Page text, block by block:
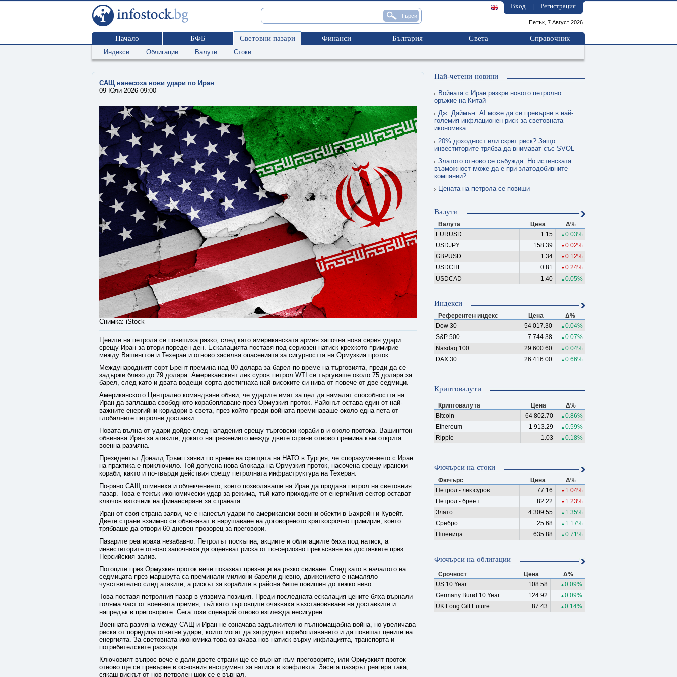
Вход Регистрация
Петък, 7 Август 2026
Начало БФБ Световни пазари Финанси България Света Справочник
Индекси Облигации Валути Стоки
САЩ нанесоха нови удари по Иран
09 Юли 2026 09:00
Снимка: iStock
Цените на петрола се повишиха рязко, след като американската армия започна нова серия удари
срещу Иран за втори пореден ден. Ескалацията поставя под сериозен натиск крехкото примирие
между Вашингтон и Техеран и отново засилва опасенията за сигурността на Ормузкия проток.
Международният сорт Брент премина над 80 долара за барел по време на търговията, преди да се
задържи близо до 79 долара. Американският лек суров петрол WTI се търгуваше около 75 долара за
барел, след като и двата водещи сорта достигнаха най-високите си нива от повече от две седмици.
Американското Централно командване обяви, че ударите имат за цел да намалят способността на
Иран да заплашва свободното корабоплаване през Ормузкия проток. Районът остава един от най-
важните енергийни коридори в света, през който преди войната преминаваше около една пета от
глобалните петролни доставки.
Новата вълна от удари дойде след нападения срещу търговски кораби в и около протока. Вашингтон
обвинява Иран за атаките, докато напрежението между двете страни отново премина към открита
военна размяна.
Президентът Доналд Тръмп заяви по време на срещата на НАТО в Турция, че споразумението с Иран
на практика е приключило. Той допусна нова блокада на Ормузкия проток, насочена срещу ирански
кораби, както и по-твърди действия срещу петролната инфраструктура на Техеран.
По-рано САЩ отмениха и облекчението, което позволяваше на Иран да продава петрол на световния
пазар. Това е тежък икономически удар за режима, тъй като приходите от енергийния сектор остават
ключов източник на финансиране за страната.
Иран от своя страна заяви, че е нанесъл удари по американски военни обекти в Бахрейн и Кувейт.
Двете страни взаимно се обвиняват в нарушаване на договореното краткосрочно примирие, което
трябваше да отвори 60-дневен прозорец за преговори.
Пазарите реагираха незабавно. Петролът поскъпна, акциите и облигациите бяха под натиск, а
инвеститорите отново започнаха да оценяват риска от по-сериозно прекъсване на доставките през
Персийския залив.
Потоците през Ормузкия проток вече показват признаци на рязко свиване. След като в началото на
седмицата през маршрута са преминали милиони барели дневно, движението е намаляло
чувствително след атаките, а рискът за корабите в района беше повишен до тежко ниво.
Това поставя петролния пазар в уязвима позиция. Преди последната ескалация цените бяха върнали
голяма част от военната премия, тъй като търговците очакваха възстановяване на доставките и
напредък в преговорите. Сега този сценарий отново изглежда несигурен.
Военната размяна между САЩ и Иран не означава задължително пълномащабна война, но увеличава
риска от поредица ответни удари, които могат да затруднят корабоплаването и да повишат цените на
енергията. За световната икономика това означава нов натиск върху инфлацията, транспорта и
потребителските разходи.
Ключовият въпрос вече е дали двете страни ще се върнат към преговорите, или Ормузкият проток
отново ще се превърне в основния инструмент за натиск в конфликта. Засега пазарът реагира така,
сякаш рискът от нов петролен шок се е върнал.
Най-четени новини
Войната с Иран разкри новото петролно
оръжие на Китай
Дж. Даймън: AI може да се превърне в най-
големия инфлационен риск за световната
икономика
20% доходност или скрит риск? Защо
инвеститорите трябва да внимават със SVOL
Златото отново се събужда. Но истинската
възможност може да е при златодобивните
компании?
Цената на петрола се повиши
Валути
Валута Цена
Δ%
EURUSD
1.15 ▲ 0.03%
USDJPY
158.39 ▼ 0.02%
GBPUSD
1.34 ▼ 0.12%
USDCHF
0.81 ▼ 0.24%
USDCAD
1.40 ▲ 0.05%
Индекси
Референтен индекс Цена
Δ%
Dow 30
54 017.30 ▲ 0.04%
S&P 500
7 744.38 ▲ 0.07%
Nasdaq 100
29 600.60 ▲ 0.04%
DAX 30
26 416.00 ▲ 0.66%
Криптовалути
Криптовалута Цена
Δ%
Bitcoin
64 802.70 ▲ 0.86%
Ethereum
1 913.29 ▲ 0.59%
Ripple
1.03 ▲ 0.18%
Фючърси на стоки
Фючърс Цена
Δ%
Петрол - лек суров
77.16 ▼ 1.04%
Петрол - брент
82.22 ▼ 1.23%
Злато
4 309.55 ▲ 1.35%
Сребро
25.68 ▲ 1.17%
Пшеница
635.88 ▲ 0.71%
Фючърси на облигации
Срочност Цена
Δ%
US 10 Year
108.58 ▲ 0.09%
Germany Bund 10 Year
124.92 ▲ 0.09%
UK Long Gilt Future
87.43 ▲ 0.14%